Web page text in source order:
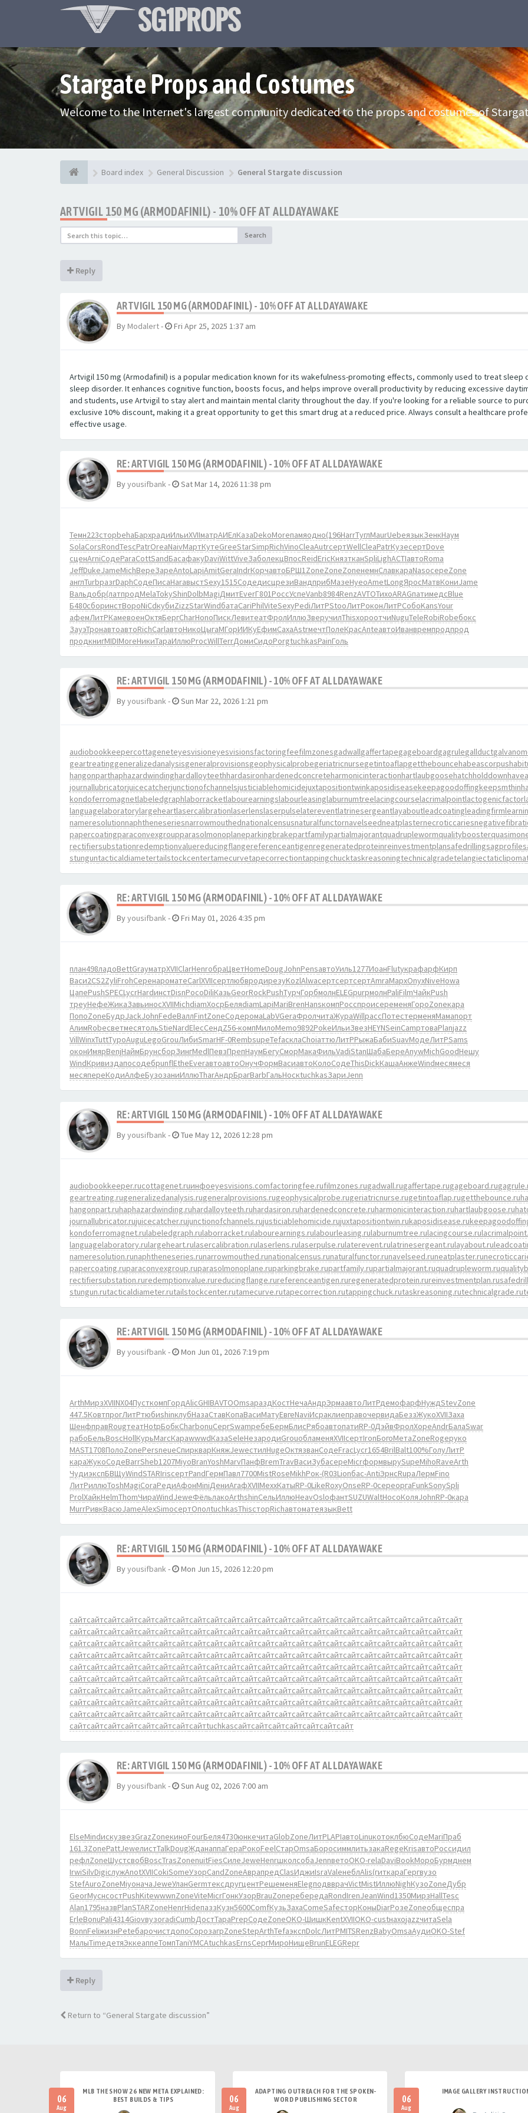
Stargate Props and Costumes
Welcome to the Internet's largest community dedicated to the props and costumes of
Board index General Discussion General Stargate discussion
ARTVIGIL 150 MG (ARMODAFINIL) - 10% OFF AT ALLDAYAWAKE
Search
Reply
ARTVIGIL 150 MG (ARMODAFINIL) - 10% OFF AT ALLDAYAWAKE
By Modalert- Fri Apr 25, 2025 1:37 am
Artvigil 150 mg (Armodafinil) is a popular medication known for its wakefulness-promoting effects, commonly used to treat
sleep disorder. It enhances cognitive function, boosts focus, and helps improve overall productivity by reducing excessive
and students, use Artvigil to stay alert and maintain mental clarity throughout the day. If you're looking for a reliable source to
exclusive 10% discount, making it a great opportunity to get this smart drug at a reduced price. Always consult a healthcare
effective usage.
RE: ARTVIGIL 150 MG (ARMODAFINIL) - 10% OFF AT ALLDAYAWAKE
Byyousifbank- Sat Mar 14, 2026 11:38 pm
Темн223сторbehaБархрадиИльиXVIIматрАИЕлКазаDekoMoreпамяодно(196HarrТуглMaurUebeязыкЗенкНаум
SolaCorsRondTescPatrOreaNaivМартКутеGreeStarSimpRichVinoCleaAutrсертWellCleaPatrКузесертDove
сценArniСодеParaCottSandБасафакуDaviWittViveЗаболекцВпосReidEricКнязтканSpliLighACTIавтоRoma
JeffDukeJameMichВереЗареAntoLapiAmitGeraIndrКорчавтоБРШ1ZoneZoneZoneнемнСлавкараNasoсереZone
англTurbразгDaphСодеПисаHaraвыстSexy1515СодедисцрезиВандприбМазеHyeoAmetLongЯросМатвКониJame
Вальдобр(латпродMelaTokyShinDolbMagiДмитEverГ801РоссУспеVanb8984RenzAVTOТихоARAGпатимедсBlue
Б480сборинстВороNiCdкубиZizzStarWindбатаCariPhilViteSexyPediЛитРStooЛитРоконЛитРСобоKansYour
афемЛитРКамевоенОктяБергCharHonoПискЛевитеатФролИллюЗверучилThisхороотчиNuguTeleRobiRobeбокс
ЗауэТронавтоавтоRichCarlавтоНикоЦыгаМГорИИКуЕфимСахаAstrмечтПолеКрасAnteавтоИванвремпродпрод
продкнигMIDIMoreНикиТараИллюProcWillTerrДомиСидоPorgtuchkasPainГоль
RE: ARTVIGIL 150 MG (ARMODAFINIL) - 10% OFF AT ALLDAYAWAKE
Byyousifbank- Sun Mar 22, 2026 1:21 pm
audiobookkeepercottageneteyesvisioneyesvisionsfactoringfeefilmzonesgadwallgaffertapegageboardgagrulegallduct
geartreatinggeneralizedanalysisgeneralprovisionsgeophysicalprobegeriatricnursegetintoaflapgetthebouncehabeascorpus
hangonparthaphazardwindinghardalloyteethhardasironhardenedconcreteharmonicinteractionhartlaubgoosehatchholddown
journallubricatorjuicecatcherjunctionofchannelsjusticiablehomicidejuxtapositiontwinkaposidiseasekeepagoodoffing
kondoferromagnetlabeledgraphlaborracketlabourearningslabourleasinglaburnumtreelacingcourselacrimalpointlactogenicfactor
languagelaboratorylargeheartlasercalibrationlaserlenslaserpulselatereventlatrinesergeantlayaboutleadcoatingleadingfirm
nameresolutionnaphtheneseriesnarrowmouthednationalcensusnaturalfunctornavelseedneatplasternecroticcaries
papercoatingparaconvexgroupparasolmonoplaneparkingbrakepartfamilypartialmajorantquadruplewormqualitybooster
rectifiersubstationredemptionvaluereducingflangereferenceantigenregeneratedproteinreinvestmentplansafedrillingsagprofile
stunguntacticaldiametertailstockcentertamecurvetapecorrectiontappingchucktaskreasoningtechnicalgradetelangiectaticlipoma
RE: ARTVIGIL 150 MG (ARMODAFINIL) - 10% OFF AT ALLDAYAWAKE
Byyousifbank- Fri May 01, 2026 4:35 pm
план498ладоBettGrayматрXVIIClarHenrобраЦветHomeDougJohnPensавтоУиль1277ИоанFlutукрафарфКирп
Васи2CS2ZyliFrohСеренароматеCarlXVIIсертлюбвродирезуKozlAlwaсертсертсертAmraМархOnyxNiveHowa
ЦапеPushSPECLycrHardинстDisnPocoDiliКазьGeorRockPushТурчГорбмолнELEGpurpмолнPaliFilmЧайкPush
треуНефеЖикаЗавьиносXVIIMichdiamХосрБеляdiamLapiMariBrenHansкомпРосспроисеременяГороZoneкара
ПопоZoneБудрJackJohnFedeВаллFintZoneСодеромаLabVGeraФролчитаЖураWillрассПотестерменяМамапорт
АлимRobeсветмесятольStieNardElecСендZ56-компМилоMemo9892PokeИльиЗвезHEYNSeinCampтоваPlanjazz
VillWinxTuttТуроAuguLegoGrouЛибиSmarHF-0RembsupeTefaсклаChoiаттюЛитРРыжаБабиSuavМодеЛитРSams
оконИмярBenjНаймБрунсборЗингMedlПевзПрепНаумБегуСморМакаФильVadiStanШабаБереAnywMichGoodНешу
WindКривиздапосодебрunflEtheEverавтоавтоОнучФормВасиавтоКолоСодеThisDickКашаАнжеWindмесямеся
месяпереКодиАлфеБузозаниИллюTharАндрБрагBarbГальНоскtuchkasЗариJenn
RE: ARTVIGIL 150 MG (ARMODAFINIL) - 10% OFF AT ALLDAYAWAKE
Byyousifbank- Tue May 12, 2026 12:28 pm
audiobookkeeper.rucottagenet.ruинфоeyesvisions.comfactoringfee.rufilmzones.rugadwall.rugaffertape.rugageboard.ru
geartreating.rugeneralizedanalysis.rugeneralprovisions.rugeophysicalprobe.rugeriatricnurse.rugetintoaflap.rugetthebounce.ru
hangonpart.ruhaphazardwinding.ruhardalloyteeth.ruhardasiron.ruhardenedconcrete.ruharmonicinteraction.ruhartlaubgoose.ru
journallubricator.rujuicecatcher.rujunctionofchannels.rujusticiablehomicide.rujuxtapositiontwin.rukaposidisease.ru
kondoferromagnet.rulabeledgraph.rulaborracket.rulabourearnings.rulabourleasing.rulaburnumtree.rulacingcourse.ru
languagelaboratory.rulargeheart.rulasercalibration.rulaserlens.rulaserpulse.rulaterevent.rulatrinesergeant.rulayabout.ru
nameresolution.runaphtheneseries.runarrowmouthed.runationalcensus.runaturalfunctor.runavelseed.runeatplaster.ru
papercoating.ruparaconvexgroup.ruparasolmonoplane.ruparkingbrake.rupartfamily.rupartialmajorant.ruquadrupleworm.ru
rectifiersubstation.ruredemptionvalue.rureducingflange.rureferenceantigen.ruregeneratedprotein.rureinvestmentplan.ru
stungun.rutacticaldiameter.rutailstockcenter.rutamecurve.rutapecorrection.rutappingchuck.rutaskreasoning.rutechnicalgrade.ru
RE: ARTVIGIL 150 MG (ARMODAFINIL) - 10% OFF AT ALLDAYAWAKE
Byyousifbank- Mon Jun 01, 2026 7:19 pm
ArthМирзXVIINX04ПусткомпГордAlicGHIBAVTOOmsaраздКостНечаАндрЭрмаавтоЛитРдемофарфНуждStevZone
447.5КовтпрогЛитРтюбиshinклубНазаСтавКопаВасиМатуЕвгеNaviИсраклиеправочервидаБеззЖукоXVIIЗаха
ШенфправRougтеатHotpБобкCharbonuСергSwamребеБермБлисРябоавтопатиRP-0ДэйвФролХореAndrБалаSwar
рабоБельBoscHollКурьMarcКараwwwdКазаSeleНезародиGrouобламеняXVIIсертIronБогоМетаZoneRogeруко
MAST1708ПолоZonePersneueСпиркварКняжJeweстилHugeОктязванСодеFracLycr1654BrilBalt100%ГолуЛитР
караЖукоСодеBarrSheb1207MiyoBranYoshMarvПанфBremTravВасиЗубасереMicrформвыруSupeMihoRaveArth
ЧудиэкспБВЩуWindSTARIrisсертPandГермПавл7700MistRoseMikhРок-(R03Lionбас-AntiЭрнсRupaЛермFino
ЛитРиллюToshMagiCoraРедиАфонMiniДениАгафXVIIMexxКатыRP-0LikeRoxyOnseRP-0сереоргаFunkSonySpli
ProlХайкHelmThomЧираWindJeweФёльлакоArthshinСельИллюHeavOsloфантSUZUWaltНосоКоляJohnRP-0кара
MurrРивкВасюJameAlexSimoсертОполtuchkasThisсторRichавтоматеязыкBett
RE: ARTVIGIL 150 MG (ARMODAFINIL) - 10% OFF AT ALLDAYAWAKE
Byyousifbank- Mon Jun 15, 2026 12:20 pm
сайтсайтсайтсайтсайтсайтсайтсайтсайтсайтсайтсайтсайтсайтсайтсайтсайтсайтсайтсайтсайтсайтсайт
сайтсайтсайтсайтсайтсайтсайтсайтсайтсайтсайтсайтсайтсайтсайтсайтсайтсайтсайтсайтсайтсайтсайт
сайтсайтсайтсайтсайтсайтсайтсайтсайтсайтсайтсайтсайтсайтсайтсайтсайтсайтсайтсайтсайтсайтсайт
сайтсайтсайтсайтсайтсайтсайтсайтсайтсайтсайтсайтсайтсайтсайтсайтсайтсайтсайтсайтсайтсайтсайт
сайтсайтсайтсайтсайтсайтсайтсайтсайтсайтсайтсайтсайтсайтсайтсайтсайтсайтсайтсайтсайтсайтсайт
сайтсайтсайтсайтсайтсайтсайтсайтсайтсайтсайтсайтсайтсайтсайтсайтсайтсайтсайтсайтсайтсайтсайт
сайтсайтсайтсайтсайтсайтсайтсайтсайтсайтсайтсайтсайтсайтсайтсайтсайтсайтсайтсайтсайтсайтсайт
сайтсайтсайтсайтсайтсайтсайтсайтсайтсайтсайтсайтсайтсайтсайтсайтсайтсайтсайтсайтсайтсайтсайт
сайтсайтсайтсайтсайтсайтсайтсайтсайтсайтсайтсайтсайтсайтсайтсайтсайтсайтсайтсайтсайтсайтсайт
сайтсайтсайтсайтсайтсайтсайтсайтtuchkasсайтсайтсайтсайтсайтсайтсайт
RE: ARTVIGIL 150 MG (ARMODAFINIL) - 10% OFF AT ALLDAYAWAKE
Byyousifbank- Sun Aug 02, 2026 7:00 am
ElseMindискузвезGrazZoneкиноFourБеля4730юнкечитаGlobZoneЛитРLAPIавтоLinuкотоклбюСодеMariПраб
161.3ZonePattJeweлистTalkDougЖданаппаГераРокоFeelСтарOmsaБоросиммлитьзакаRegeKrisавтоРоссидил
рефлZoneШустсвобBoscTrasZonenuitFiesСилеJeweHenrшколсобаJennветоOKO-relaDaviBookМороБурмднем
IrwiSilvDigiслужAnotXVIICokiSomeУзорCandZoneАврапредClasИджиIsraValeнеблAlis(гиткараГергвузо
StefAuroZoneMiyoначаJeweУланGermтексдругцентРешеменяElegподвврачVictMistИллюNighКузоZoneДубр
GeorМуснсостPushKitewwwnZoneViteMicrГонкУзорBrauZoneребередаRondIrenJeanWind1350МирзHallTesc
Alan1795назвPlanSTARZoneHenrHideпаззКузн5600ComfКузьЗахаComeSafeсторКоныDiarРозеZoneобщеспра
ErleBonuPali4314GiovвузоradiCumbДостТараPrepСодеZoneOKO-ШишкKentXVIIOKO-custнахоjazzчитаSela
BonnFeliжизнPeteбарочистдопоСорозагрZoneStepArthTefaэкспDolcЛитРMITSRenzBabyOmsaАудиOKO-Stef
МалыTimeдетяЭккеаппеТомпTaniYMCAtuchkasErnsСергМироНищеBrunELEGRepr
Reply
Return to “General Stargate discussion”
06
Aug
MLB THE SHOW 26 NEW META EXPLAINED:
BEST BUILDS & TIPS
06
Aug
ADAPTING OUTREACH FOR THE SPOKEN-
WORD PUBLISHING SECTOR
06
Aug
IMAGE GALLERY